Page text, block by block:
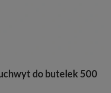
do butelek 500